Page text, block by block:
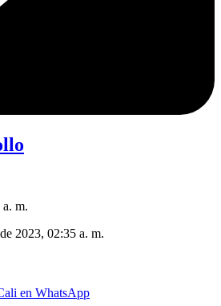
m.
2023, 02:35 a. m.
en WhatsApp